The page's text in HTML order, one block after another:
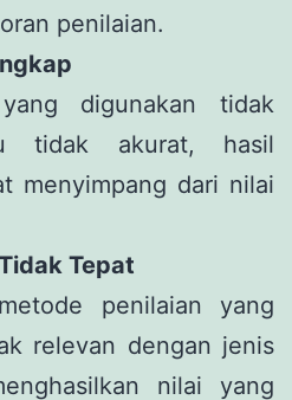
penilaian.
digunakan tidak
tidak akurat, hasil
menyimpang dari nilai
Tepat
penilaian yang
relevan dengan jenis
nilai yang